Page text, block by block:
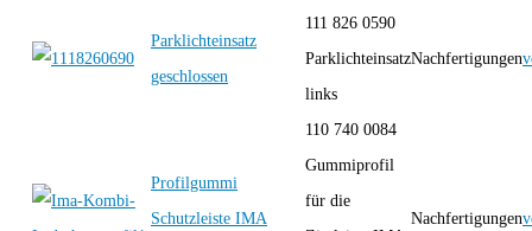
Parklichteinsatz
geschlossen
111 826 0590
Parklichteinsatz
links
Nachfertigungen
Profilgummi
Schutzleiste IMA
110 740 0084
Gummiprofil
für die
Nachfertigungen